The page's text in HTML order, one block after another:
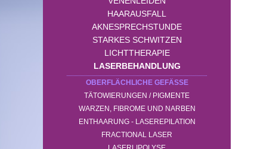
HAARAUSFALL
AKNESPRECHSTUNDE
STARKES SCHWITZEN
LICHTTHERAPIE
LASERBEHANDLUNG
OBERFLÄCHLICHE GEFÄSSE
TÄTOWIERUNGEN / PIGMENTE
WARZEN, FIBROME UND NARBEN
ENTHAARUNG - LASEREPILATION
FRACTIONAL LASER